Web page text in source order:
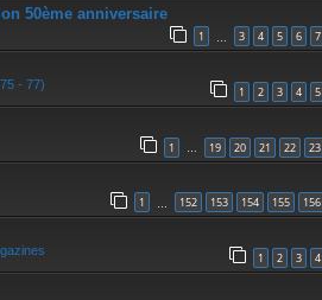
50ème anniversaire
1 3 4 5 6 7
- 77) 1 2 3 4 5
1 … 19 20 21 22 23
1 152 153 154 155 156
1 2 3 4